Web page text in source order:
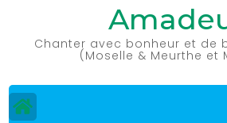
Chanter avec bonheur et de
(Moselle & Meurthe et